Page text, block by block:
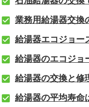
業務用給湯器交換
給湯器エコジョー
給湯器のエコジョ
給湯器の交換と修
給湯器の平均寿命